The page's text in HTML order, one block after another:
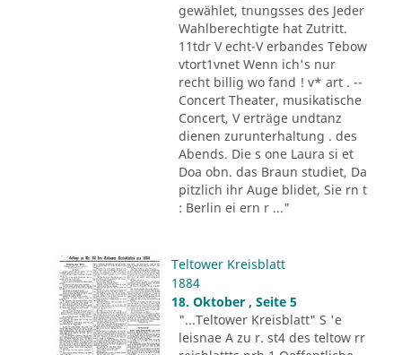
gewählet, tnungsses des Jeder
Wahlberechtigte hat Zutritt.
11tdr V echt-V erbandes Tebow
vtort1vnet Wenn ich's nur
recht billig wo fand ! v* art . --
Concert Theater, musikatische
Concert, V erträge undtanz
dienen zurunterhaltung . des
Abends. Die s one Laura si et
Doa obn. das Braun studiet, Da
pitzlich ihr Auge blidet, Sie rn t
: Berlin ei ern r ..."
Teltower Kreisblatt
1884
18. Oktober , Seite 5
"...Teltower Kreisblatt" S 'e
leisnae A zu r. st4 des teltow rr